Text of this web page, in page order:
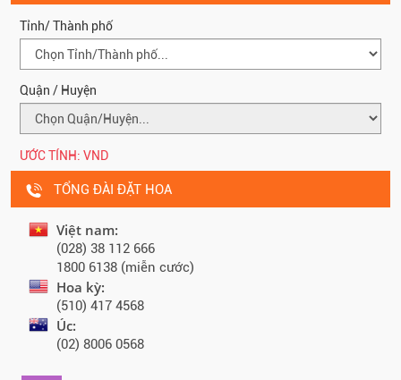
Tỉnh/ Thành phố
Quận / Huyện
ƯỚC TÍNH: VND
TỔNG ĐÀI ĐẶT HOA
Việt nam:
(028) 38 112 666
1800 6138 (miễn cước)
Hoa kỳ:
(510) 417 4568
Úc:
(02) 8006 0568